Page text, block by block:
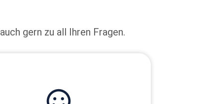
gern zu all Ihren Fragen.